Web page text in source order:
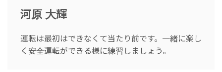
河原 大輝
運転は最初はできなくて当たり前です。一緒に楽し
く安全運転ができる様に練習しましょう。